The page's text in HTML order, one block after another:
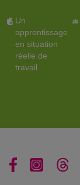
Un
apprentissage
en situation
réelle de
travail